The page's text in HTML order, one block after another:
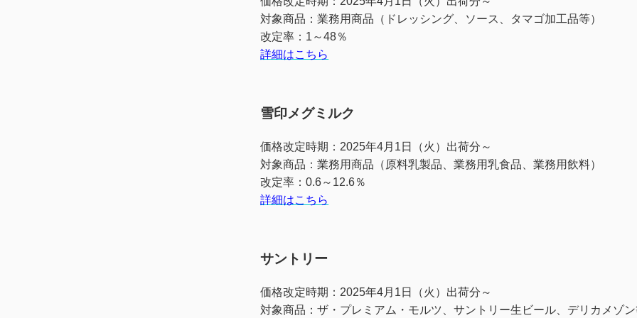
対象商品：業務用商品（ドレッシング、ソース、タマゴ加工品等）
改定率：1～48％
詳細はこちら
雪印メグミルク
価格改定時期：2025年4月1日（火）出荷分～
対象商品：業務用商品（原料乳製品、業務用乳食品、業務用飲料）
改定率：0.6～12.6％
詳細はこちら
サントリー
価格改定時期：2025年4月1日（火）出荷分～
対象商品：ザ・プレミアム・モルツ、サントリー生ビール、デリカメゾ